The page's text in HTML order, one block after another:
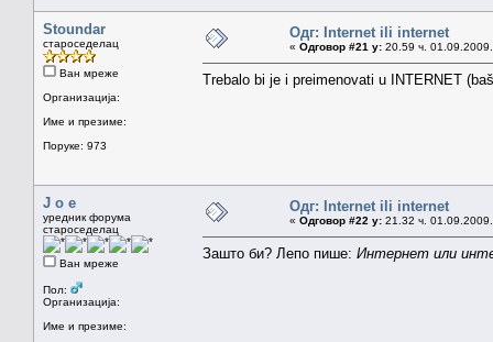
Stoundar
староседелац
Ван мреже
Организација:
Име и презиме:
Поруке: 973
Одг: Internet ili internet
« Одговор #21 у: 20.59 ч.
Trebalo bi je i preimenovati u INTERNET
J o e
уредник форума
староседелац
Ван мреже
Пол:
Организација:
Име и презиме:
Одг: Internet ili internet
« Одговор #22 у: 21.32 ч.
Зашто би? Лепо пише: Интернет или